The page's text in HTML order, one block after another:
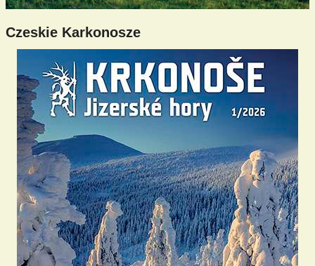
Czeskie Karkonosze